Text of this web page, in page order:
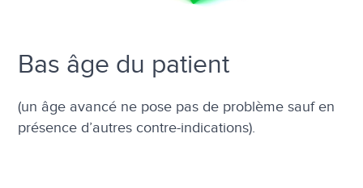
Bas âge du patient
(un âge avancé ne pose pas de problème sauf en
présence d’autres contre-indications).